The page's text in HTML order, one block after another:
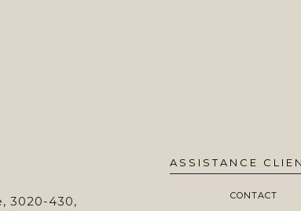
3020-430,
ASSISTANCE
CONTACT